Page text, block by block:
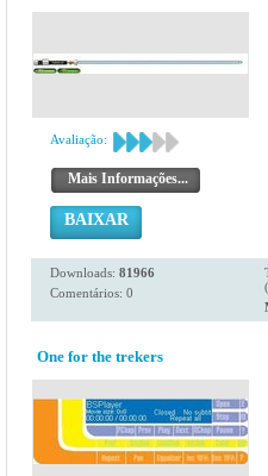
Avaliação:
Mais Informações...
BAIXAR
Downloads: 81966
Comentários: 0
One for the trekers